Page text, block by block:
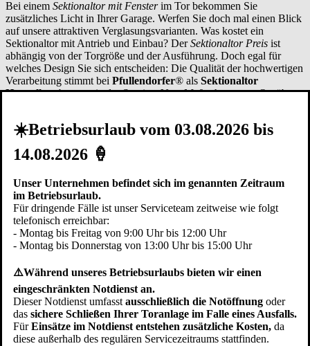
Bei einem Sektionaltor mit Fensterim Tor bekommen Sie
zusätzliches Licht in Ihrer Garage. Werfen Sie doch mal einen Blick
auf unsere attraktiven Verglasungsvarianten. Was kostet ein
Sektionaltor mit Antrieb und Einbau? DerSektionaltor Preis ist
abhängig von der Torgröße und der Ausführung. Doch egal für
welches Design Sie sich entscheiden: Die Qualität der hochwertigen
Verarbeitung stimmt bei Pfullendorfer® als Sektionaltor
Herstellerebenso wie der Service. Vom Maßnehmen vor Ort über
Federn.
Ob sie nur ein neues Element stilvoll in die alte Bausubstanz
integrieren oder Ihrem Haus ein komplett neues Aussehen geben
wollen: EinGaragen Sektionaltorpasst immer - ob alsSektionaltor
mit Türund/oderSektionaltor mit Antrieb . Die hochwertige
Verarbeitung zeigt sich in soliden Metallscharnieren mit
selbstschmierenden Lagern. Diese bilden die dauerhafte Verbindung
der Torsektionen und garantieren eine sichere Funktion.
Wer wird Ihr Sektionaltor einbauen?
DenSektionaltor Einbauführen wir auf Wunsch fachgerecht auch
in der RegionNiedereschachund in der Regel innerhalb eines Tages
aus. Da beim Einbau keine Estricharbeiten erforderlich sind, ist das
Sektionaltor ideal bei der Renovierung und sofort einsatzbereit.
☀️Betriebsurlaub vom 03.08.2026 bis
14.08.2026 🍦
Unser Unternehmen befindet sich im genannten Zeitraum
im Betriebsurlaub.
Für dringende Fälle ist unser Serviceteam zeitweise wie folgt
telefonisch erreichbar:
- Montag bis Freitag von 9:00 Uhr bis 12:00 Uhr
- Montag bis Donnerstag von 13:00 Uhr bis 15:00 Uhr
⚠️Während unseres Betriebsurlaubs bieten wir einen
eingeschränkten Notdienst an.
Dieser Notdienst umfasstausschließlich die Notöffnung oder
das sichere Schließen Ihrer Toranlage im Falle eines Ausfalls.
FürEinsätze im Notdienst entstehen zusätzliche Kosten, da
diese außerhalb des regulären Servicezeitraums stattfinden.